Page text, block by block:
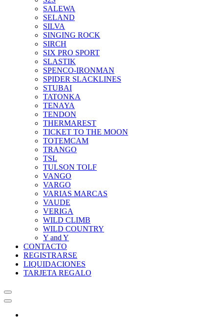
SALEWA
SELAND
SILVA
SINGING ROCK
SIRCH
SIX PRO SPORT
SLASTIK
SPENCO-IRONMAN
SPIDER SLACKLINES
STUBAI
TATONKA
TENAYA
TENDON
THERMAREST
TICKET TO THE MOON
TOTEMCAM
TRANGO
TSL
TULSON TOLF
VANGO
VARGO
VARIAS MARCAS
VAUDE
VERIGA
WILD CLIMB
WILD COUNTRY
Y and Y
CONTACTO
REGISTRARSE
LIQUIDACIONES
TARJETA REGALO